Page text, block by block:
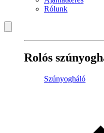
Rólunk
Rolós
Szúnyogháló